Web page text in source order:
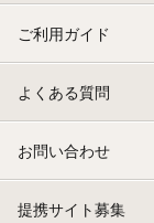
ご利用ガイド
よくある質問
お問い合わせ
提携サイト募集